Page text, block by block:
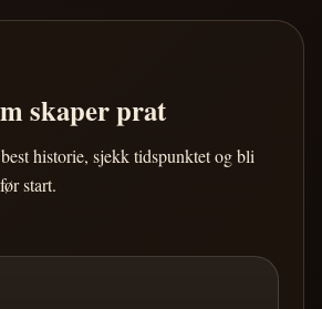
skaper prat
historie, sjekk tidspunktet og bli
start.